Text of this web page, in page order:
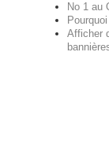
No 1 au
Afficher